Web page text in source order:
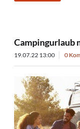
Campingurlaub
19.07.22 13:00 0